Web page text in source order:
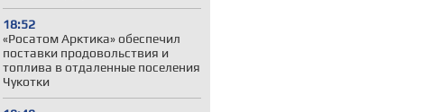
18:52
«Росатом Арктика» обеспечил
поставки продовольствия и
топлива в отдаленные поселения
Чукотки